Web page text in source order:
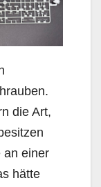
die Art,
an einer
hätte